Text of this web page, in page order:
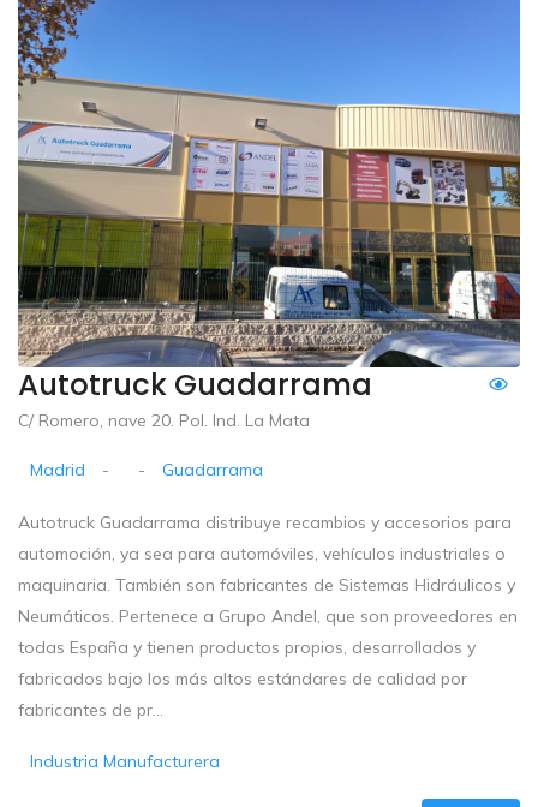
Autotruck Guadarrama
C/ Romero, nave 20. Pol. Ind. La Mata
Madrid - - Guadarrama
Autotruck Guadarrama distribuye recambios y accesorios para
automoción, ya sea para automóviles, vehículos industriales o
maquinaria. También son fabricantes de Sistemas Hidráulicos y
Neumáticos. Pertenece a Grupo Andel, que son proveedores en
todas España y tienen productos propios, desarrollados y
fabricados bajo los más altos estándares de calidad por
fabricantes de pr...
Industria Manufacturera